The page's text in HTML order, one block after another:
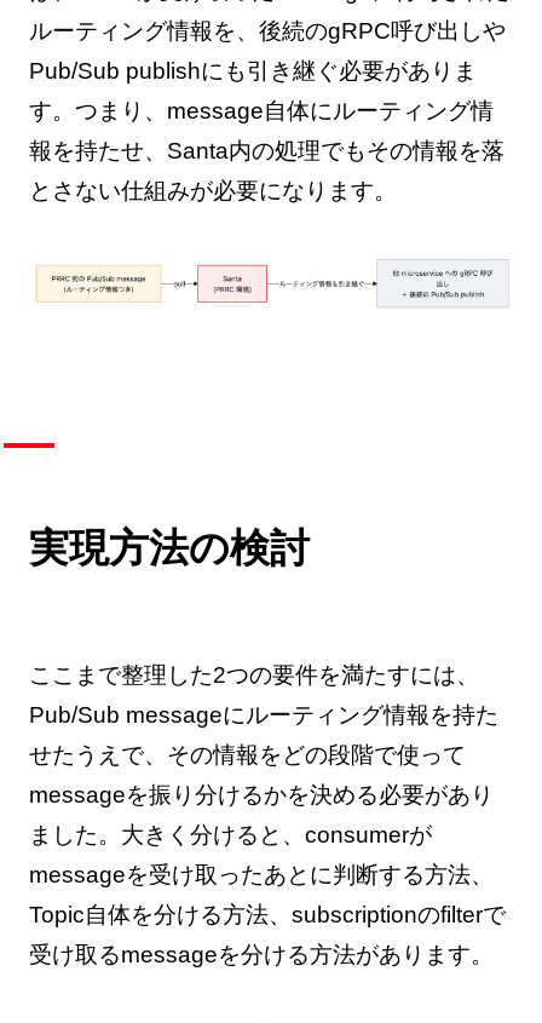
ルーティング情報を、後続のgRPC呼び出しや
Pub/Sub publishにも引き継ぐ必要がありま
す。つまり、message自体にルーティング情
報を持たせ、Santa内の処理でもその情報を落
とさない仕組みが必要になります。
実現方法の検討
ここまで整理した2つの要件を満たすには、
Pub/Sub messageにルーティング情報を持た
せたうえで、その情報をどの段階で使って
messageを振り分けるかを決める必要があり
ました。大きく分けると、consumerが
messageを受け取ったあとに判断する方法、
Topic自体を分ける方法、subscriptionのfilterで
受け取るmessageを分ける方法があります。